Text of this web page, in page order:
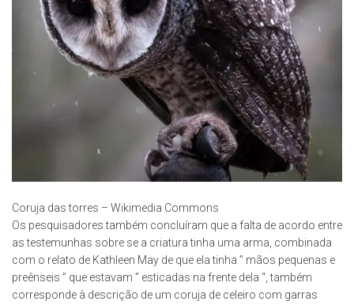
Coruja das torres – Wikimedia Commons
Os pesquisadores também concluíram que a falta de acordo entre
as testemunhas sobre se a criatura tinha uma arma, combinada
com o relato de Kathleen May de que ela tinha ” mãos pequenas e
preênseis ” que estavam ” esticadas na frente dela “, também
corresponde à descrição de um coruja de celeiro com garras